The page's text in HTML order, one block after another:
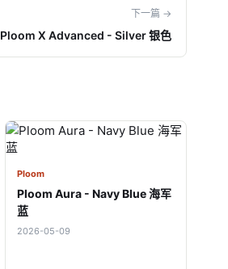
下一篇 →
Ploom X Advanced - Silver 银色
Ploom
Ploom Aura - Navy Blue 海军
蓝
2026-05-09